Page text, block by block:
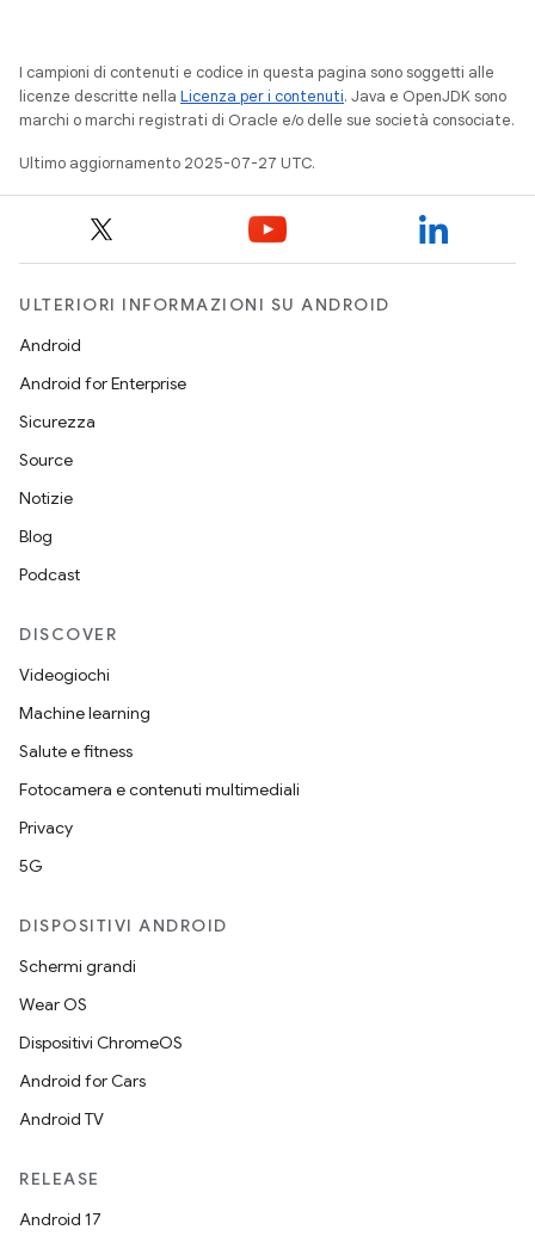
I campioni di contenuti e codice in questa pagina sono soggetti alle
licenze descritte nella Licenza per i contenuti. Java e OpenJDK sono
marchi o marchi registrati di Oracle e/o delle sue società consociate.
Ultimo aggiornamento 2025-07-27 UTC.
ULTERIORI INFORMAZIONI SU ANDROID
Android
Android for Enterprise
Sicurezza
Source
Notizie
Blog
Podcast
DISCOVER
Videogiochi
Machine learning
Salute e fitness
Fotocamera e contenuti multimediali
Privacy
5G
DISPOSITIVI ANDROID
Schermi grandi
Wear OS
Dispositivi ChromeOS
Android for Cars
Android TV
RELEASE
Android 17